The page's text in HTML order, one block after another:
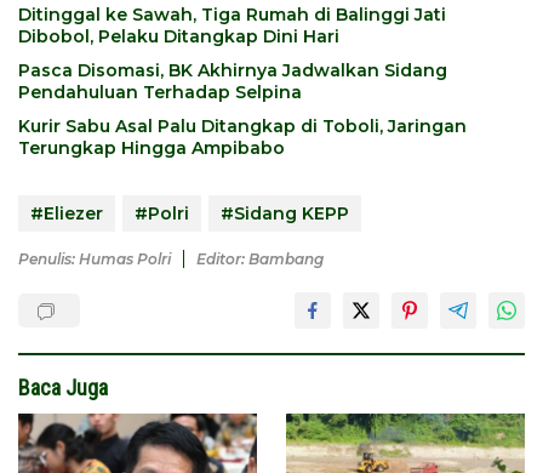
Ditinggal ke Sawah, Tiga Rumah di Balinggi Jati
Dibobol, Pelaku Ditangkap Dini Hari
Pasca Disomasi, BK Akhirnya Jadwalkan Sidang
Pendahuluan Terhadap Selpina
Kurir Sabu Asal Palu Ditangkap di Toboli, Jaringan
Terungkap Hingga Ampibabo
#Eliezer #Polri #Sidang KEPP
Penulis: Humas Polri Editor: Bambang
Baca Juga